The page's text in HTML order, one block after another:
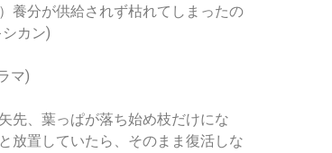
養分が供給されず枯れてしまったの
カン)
マ)
先、葉っぱが落ち始め枝だけにな
放置していたら、そのまま復活しな